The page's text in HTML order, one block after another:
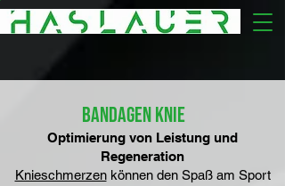
BANDAGEn KNIE
Optimierung von Leistung und
Regeneration
Knieschmerzenkönnen den Spaß am Sport